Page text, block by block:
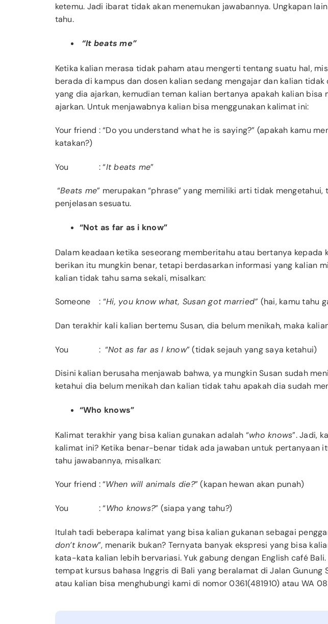
ketemu. Jadi ibarat tidak akan menemukan jawabannya. Ungkapan
tahu.
“It beats me”
Ketika kalian merasa tidak paham atau mengerti tentang suatu hal,
berada di kampus dan dosen kalian sedang mengajar dan kalian
yang dia ajarkan, kemudian teman kalian bertanya apakah kalian bisa
ajarkan. Untuk menjawabnya kalian bisa menggunakan kalimat ini:
Your friend : “Do you understand what he is saying?” (apakah kamu
katakan?)
You : “It beats me”
“Beats me” merupakan “phrase” yang memiliki arti tidak
penjelasan sesuatu.
“Not as far as i know”
Dalam keadaan ketika seseorang memberitahu atau bertanya kepada
berikan itu mungkin benar, tetapi berdasarkan informasi yang kalian
kalian tidak tahu sama sekali, misalkan:
Someone : “Hi, you know what, Susan got married” (hai, kamu tahu
Dan terakhir kali kalian bertemu Susan, dia belum menikah, maka
You : “Not as far as I know” (tidak sejauh yang saya ketahui)
Disini kalian berusaha menjawab bahwa, ya mungkin Susan sudah
ketahui dia belum menikah dan kalian tidak tahu apakah dia sudah
“Who knows”
Kalimat terakhir yang bisa kalian gunakan adalah “who knows”. Jadi,
kalimat ini? Ketika benar-benar tidak ada jawaban untuk pertanyaan
tahu jawabannya, misalkan:
Your friend : “When will animals die?” (kapan hewan akan punah)
You : “Who knows?” (siapa yang tahu?)
Itulah tadi beberapa kalimat yang bisa kalian gukanan sebagai
don’t know”, menarik bukan? Ternyata banyak ekspresi yang bisa
kata-kata kalian lebih bervariasi. Yuk gabung dengan English café
tempat kursus bahasa Inggris di Bali yang beralamat di Jalan Gunung
atau kalian bisa menghubungi kami di nomor 0361(481910) atau WA